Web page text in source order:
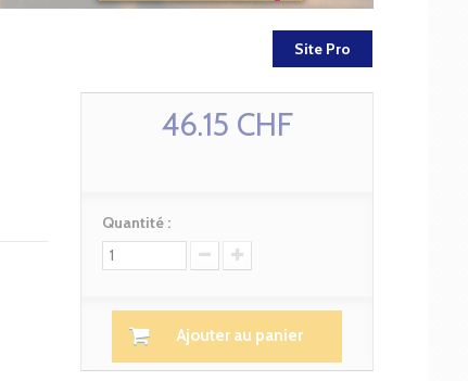
Site Pro
46.15 CHF
Quantité :
Ajouter au panier